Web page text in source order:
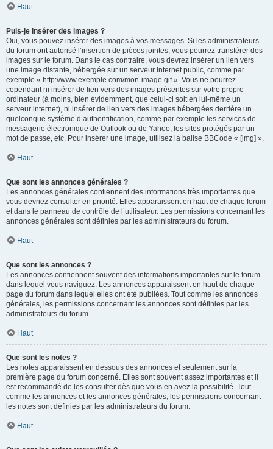
Haut
Puis-je insérer des images ?
Oui, vous pouvez insérer des images à vos messages. Si les administrateurs
du forum ont autorisé l’insertion de pièces jointes, vous pourrez transférer des
images sur le forum. Dans le cas contraire, vous devrez insérer un lien vers
une image distante, hébergée sur un serveur internet public, comme par
exemple « http://www.exemple.com/mon-image.gif ». Vous ne pourrez
cependant ni insérer de lien vers des images présentes sur votre propre
ordinateur (à moins, bien évidemment, que celui-ci soit en lui-même un
serveur internet), ni insérer de lien vers des images hébergées derrière un
quelconque système d’authentification, comme par exemple les services de
messagerie électronique de Outlook ou de Yahoo, les sites protégés par un
mot de passe, etc. Pour insérer une image, utilisez la balise BBCode « [img] ».
Haut
Que sont les annonces générales ?
Les annonces générales contiennent des informations très importantes que
vous devriez consulter en priorité. Elles apparaissent en haut de chaque forum
et dans le panneau de contrôle de l’utilisateur. Les permissions concernant les
annonces générales sont définies par les administrateurs du forum.
Haut
Que sont les annonces ?
Les annonces contiennent souvent des informations importantes sur le forum
dans lequel vous naviguez. Les annonces apparaissent en haut de chaque
page du forum dans lequel elles ont été publiées. Tout comme les annonces
générales, les permissions concernant les annonces sont définies par les
administrateurs du forum.
Haut
Que sont les notes ?
Les notes apparaissent en dessous des annonces et seulement sur la
première page du forum concerné. Elles sont souvent assez importantes et il
est recommandé de les consulter dès que vous en avez la possibilité. Tout
comme les annonces et les annonces générales, les permissions concernant
les notes sont définies par les administrateurs du forum.
Haut